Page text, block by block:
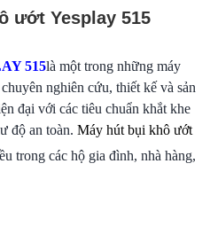
ướt Yesplay 515
515là một trong những máy
nghiên cứu, thiết kế và sản
đại với các tiêu chuẩn khắt khe
độ an toàn. Máy hút bụi khô ướt
trong các hộ gia đình, nhà hàng,